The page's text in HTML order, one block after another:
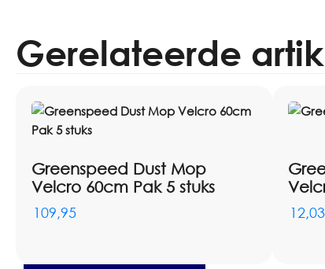
Gerelateerde
Greenspeed Dust Mop
Velcro 60cm Pak 5 stuks
109,95 12,03